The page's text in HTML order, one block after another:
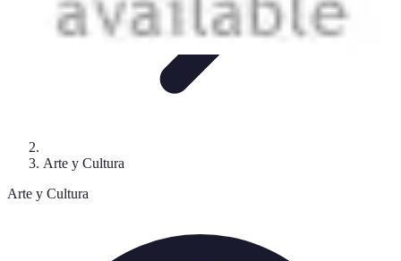
Arte y Cultura
Arte y Cultura